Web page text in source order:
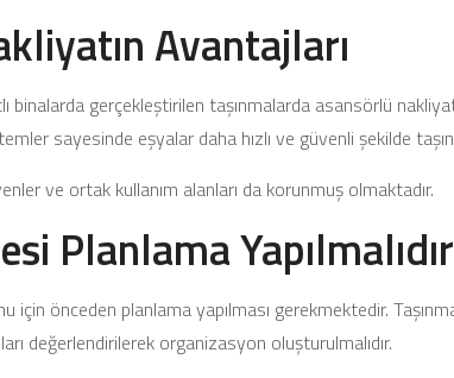
Avantajları
binalarda gerçekleştirilen taşınmalarda asansörlü
sayesinde eşyalar daha hızlı ve güvenli şekilde
ve ortak kullanım alanları da korunmuş olmaktadır.
Planlama Yapılmalıdır
için önceden planlama yapılması gerekmektedir.
değerlendirilerek organizasyon oluşturulmalıdır.